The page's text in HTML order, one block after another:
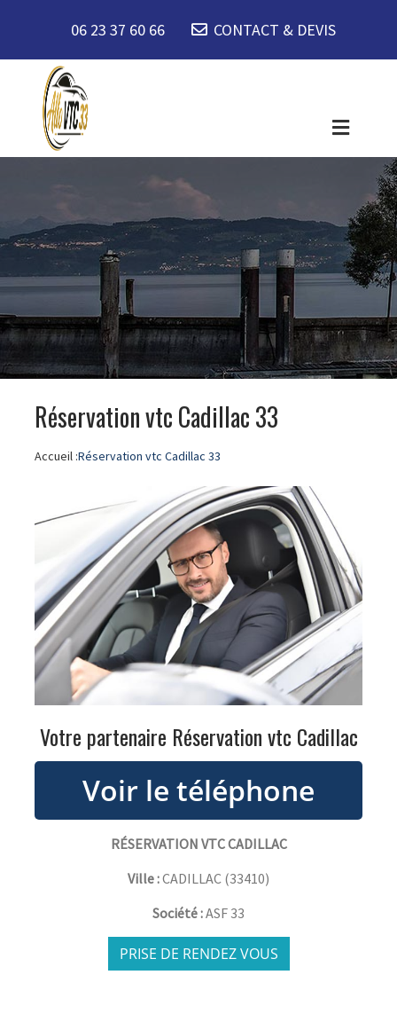
06 23 37 60 66 CONTACT & DEVIS
Réservation vtc Cadillac 33
Accueil :Réservation vtc Cadillac 33
Votre partenaire Réservation vtc Cadillac
RÉSERVATION VTC CADILLAC
Ville :CADILLAC (33410)
Société :ASF 33
PRISE DE RENDEZ VOUS